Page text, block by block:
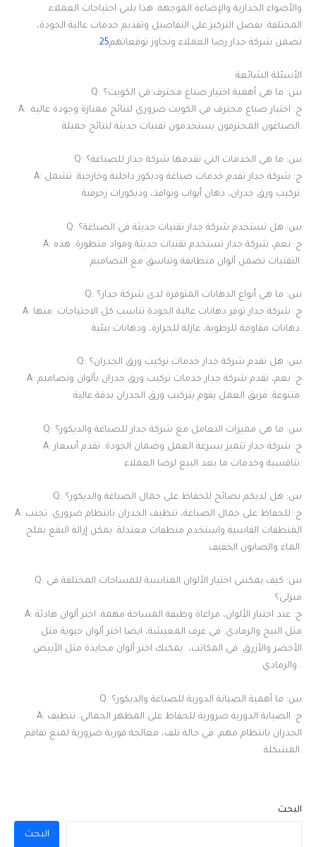
والأضواء الجدارية والإضاءة الموجهة. هذا يلبي احتياجات العملاء
المختلفة. بفضل التركيز على التفاصيل وتقديم خدمات عالية الجودة،
تضمن شركة جدار رضا العملاء وتجاوز توقعاتهم25
.
الأسئلة الشائعة
Q: س: ما هي أهمية اختيار صباغ محترف في الكويت؟
A: ج: اختيار صباغ محترف في الكويت ضروري لنتائج ممتازة وجودة عالية.
الصباغون المحترفون يستخدمون تقنيات حديثة لنتائج جميلة.
Q: س: ما هي الخدمات التي تقدمها شركة جدار للصباغة؟
A: ج: شركة جدار تقدم خدمات صباغة وديكور داخلية وخارجية. تشمل
تركيب ورق جدران، دهان أبواب ونوافذ، وديكورات زخرفية.
Q: س: هل تستخدم شركة جدار تقنيات حديثة في الصباغة؟
A: ج: نعم، شركة جدار تستخدم تقنيات حديثة ومواد متطورة. هذه
التقنيات تضمن ألوان متطابقة وتناسق مع التصاميم.
Q: س: ما هي أنواع الدهانات المتوفرة لدى شركة جدار؟
A: ج: شركة جدار توفر دهانات عالية الجودة تناسب كل الاحتياجات. منها
دهانات مقاومة للرطوبة، عازلة للحرارة، ودهانات بيئية.
Q: س: هل تقدم شركة جدار خدمات تركيب ورق الجدران؟
A: ج: نعم، تقدم شركة جدار خدمات تركيب ورق جدران بألوان وتصاميم
متنوعة. فريق العمل يقوم بتركيب ورق الجدران بدقة عالية.
Q: س: ما هي مميزات التعامل مع شركة جدار للصباغة والديكور؟
A: ج: شركة جدار تتميز بسرعة العمل وضمان الجودة. تقدم أسعار
تنافسية وخدمات ما بعد البيع لرضا العملاء.
Q: س: هل لديكم نصائح للحفاظ على جمال الصباغة والديكور؟
A: ج: للحفاظ على جمال الصباغة، تنظيف الجدران بانتظام ضروري. تجنب
المنظفات القاسية واستخدم منظفات معتدلة. يمكن إزالة البقع بملح
الماء والصابون الخفيف.
Q: س: كيف يمكنني اختيار الألوان المناسبة للمساحات المختلفة في
منزلي؟
A: ج: عند اختيار الألوان، مراعاة وظيفة المساحة مهمة. اختر ألوان هادئة
مثل البيج والرمادي. في غرف المعيشة، ايضا اختر ألوان حيوية مثل
الأخضر والأزرق. في المكاتب، يمكنك اختر ألوان محايدة مثل الأبيض
والرمادي .
Q: س: ما أهمية الصيانة الدورية للصباغة والديكور؟
A: ج: الصيانة الدورية ضرورية للحفاظ على المظهر الجمالي. تنظيف
الجدران بانتظام مهم. في حالة تلف، معالجة فورية ضرورية لمنع تفاقم
المشكلة.
البحث
البحث